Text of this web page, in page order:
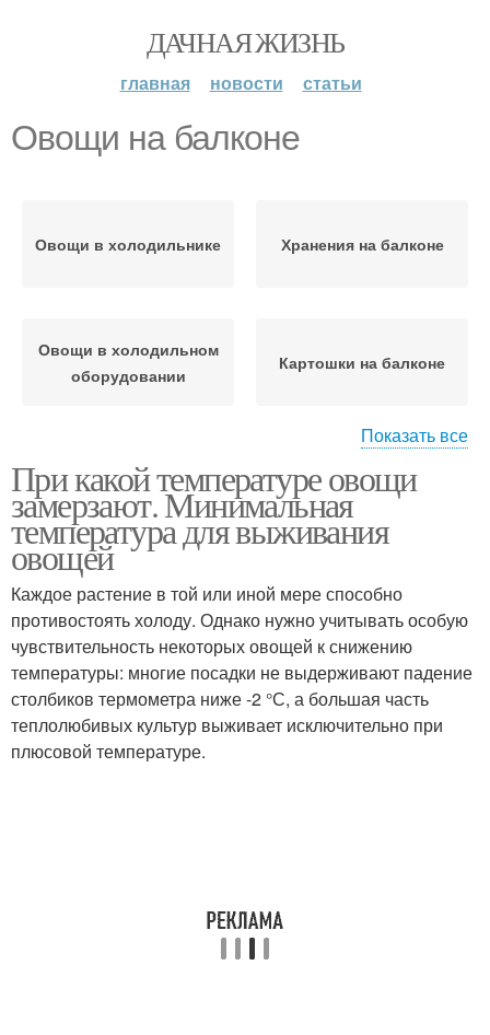
ДАЧНАЯ ЖИЗНЬ
главная новости статьи
Овощи на балконе
Овощи в холодильнике Хранения на балконе
Овощи в холодильном
оборудовании
Картошки на балконе
Различные овощи
балконе
Погребки для балкона Ящик для овощей
Показать все
При какой температуре овощи
замерзают. Минимальная
температура для выживания
овощей
Каждое растение в той или иной мере способно
противостоять холоду. Однако нужно учитывать особую
чувствительность некоторых овощей к снижению
температуры: многие посадки не выдерживают падение
столбиков термометра ниже -2 °С, а большая часть
теплолюбивых культур выживает исключительно при
плюсовой температуре.